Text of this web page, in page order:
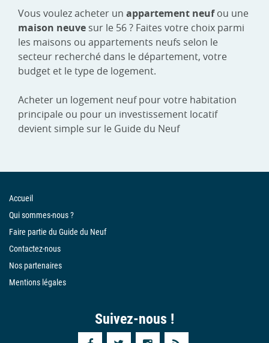
Vous voulez acheter un appartement neufou une
maison neuve sur le 56 ? Faites votre choix parmi
les maisons ou appartements neufs selon le
secteur recherché dans le département, votre
budget et le type de logement.
Acheter un logement neuf pour votre habitation
principale ou pour un investissement locatif
devient simple sur le Guide du Neuf
Accueil
Qui sommes-nous ?
Faire partie du Guide du Neuf
Contactez-nous
Nos partenaires
Mentions légales
Suivez-nous !